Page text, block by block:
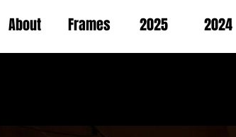
About Frames 2025 2024